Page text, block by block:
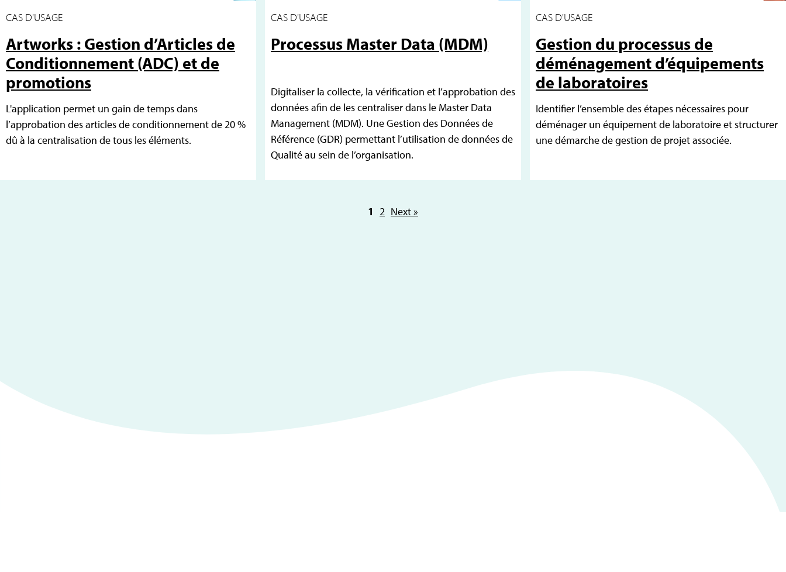
CAS D'USAGE
Artworks : Gestion d’Articles de
Conditionnement (ADC) et de
promotions
L'application permet un gain de temps dans
l’approbation des articles de conditionnement de 20 %
dû à la centralisation de tous les éléments.
CAS D'USAGE
Processus Master Data (MDM)
Digitaliser la collecte, la vérification et l’approbation des
données afin de les centraliser dans le Master Data
Management (MDM). Une Gestion des Données de
Référence (GDR) permettant l’utilisation de données de
Qualité au sein de l’organisation.
CAS D'USAGE
Gestion du processus de
déménagement d’équipements
de laboratoires
Identifier l’ensemble des étapes nécessaires pour
déménager un équipement de laboratoire et structurer
une démarche de gestion de projet associée.
1 2 Next »